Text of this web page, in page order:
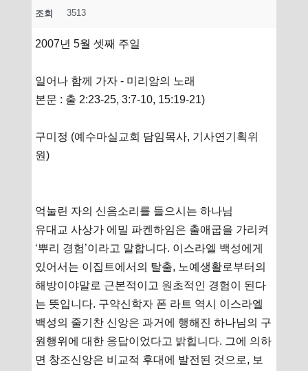
조회 3513
2007년 5월 셋째 주일
일어나 함께 가자 - 미리암의 노래
본문 : 출 2:23-25, 3:7-10, 15:19-21)
구미정 (예수마실교회 담임목사, 기사연기획위
원)
억눌린 자의 신음소리를 들으시는 하나님
유대교 사상가 에밀 파켄하임은 출애굽을 가리켜
‘뿌리 경험’이라고 말합니다. 이스라엘 백성에게
있어서는 이집트에서의 탈출, 노예생활로부터의
해방이야말로 근본적이고 원초적인 경험이 된다
는 뜻입니다. 구약신학자 폰 라트 역시 이스라엘
백성의 줄기찬 신앙은 과거에 행해진 하나님의 구
원행위에 대한 응답이었다고 밝힙니다. 그에 의하
면 창조신앙은 비교적 후대에 발전된 것으로, 보